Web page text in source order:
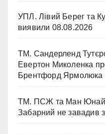
УПЛ. Лівий Берег та
виявили 08.08.2026
ТМ. Сандерленд
Евертон Миколенка
Брентфорд Ярмолюка
ТМ. ПСЖ та Ман
Забарний не завадив